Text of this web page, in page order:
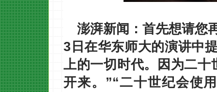
澎湃新闻：首先想请您
3日在华东师大的演讲中
上的一切时代。因为二
开来。”“二十世纪会使